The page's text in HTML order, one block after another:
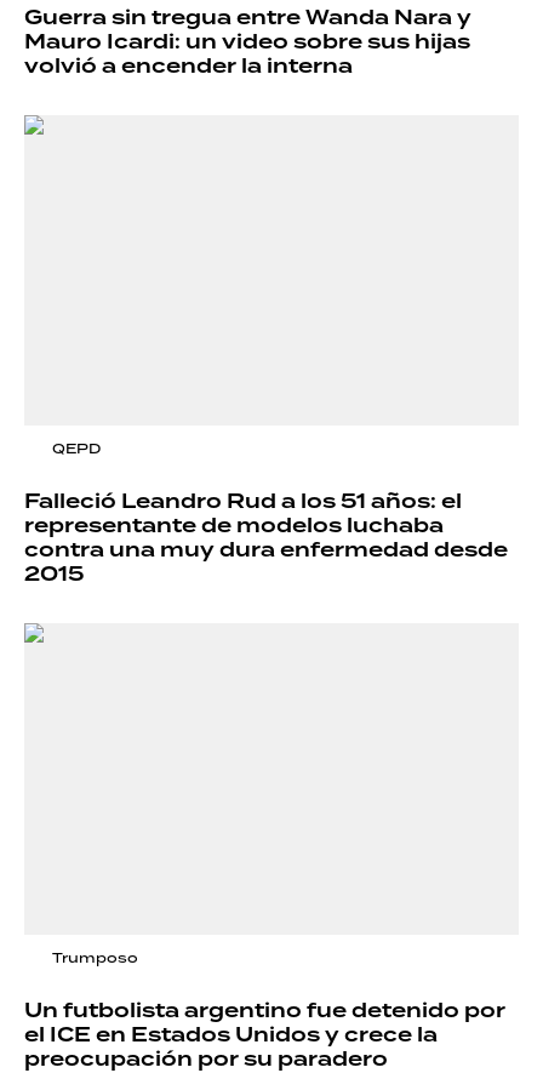
Guerra sin tregua entre Wanda Nara y
Mauro Icardi: un video sobre sus hijas
volvió a encender la interna
QEPD
Falleció Leandro Rud a los 51 años: el
representante de modelos luchaba
contra una muy dura enfermedad desde
2015
Trumposo
Un futbolista argentino fue detenido por
el ICE en Estados Unidos y crece la
preocupación por su paradero